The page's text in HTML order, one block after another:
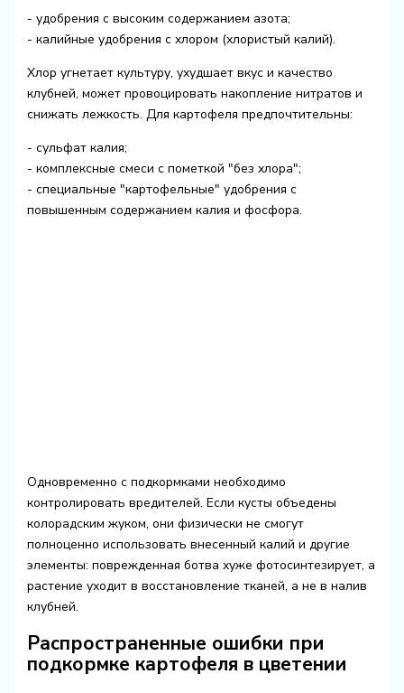
- удобрения с высоким содержанием азота;
- калийные удобрения с хлором (хлористый калий).
Хлор угнетает культуру, ухудшает вкус и качество
клубней, может провоцировать накопление нитратов и
снижать лежкость. Для картофеля предпочтительны:
- сульфат калия;
- комплексные смеси с пометкой "без хлора";
- специальные "картофельные" удобрения с
повышенным содержанием калия и фосфора.
Одновременно с подкормками необходимо
контролировать вредителей. Если кусты объедены
колорадским жуком, они физически не смогут
полноценно использовать внесенный калий и другие
элементы: поврежденная ботва хуже фотосинтезирует, а
растение уходит в восстановление тканей, а не в налив
клубней.
Распространенные ошибки при
подкормке картофеля в цветении